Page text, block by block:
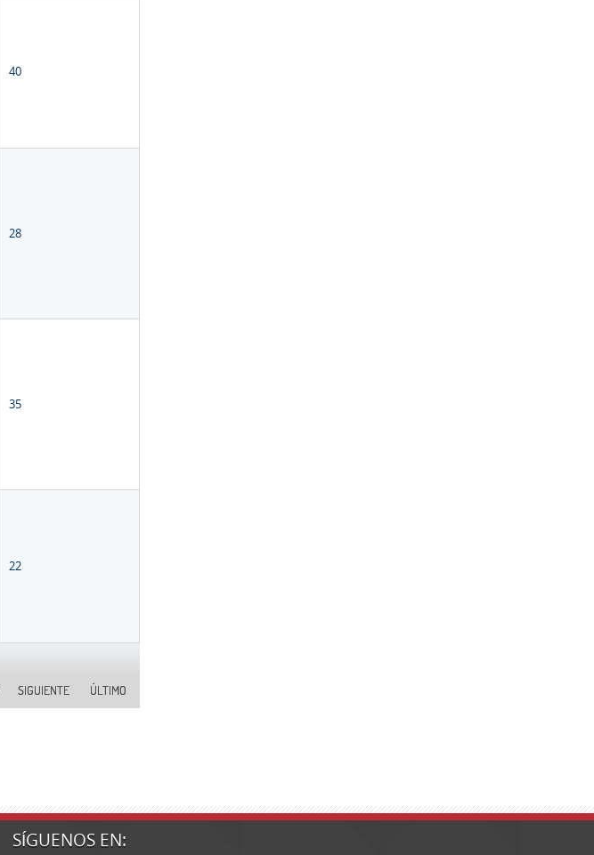
40
28
35
22
SIGUIENTE ÚLTIMO
SÍGUENOS EN: